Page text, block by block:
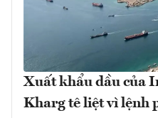
Xuất khẩu dầu của
Kharg tê liệt vì lệnh